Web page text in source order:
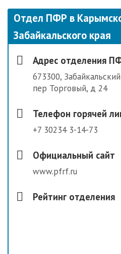
Отдел ПФР в
Забайкальского края
Адрес отделения
673300,
пер Торговый, д 24
Телефон горячей
+7 30234 3-14-73
Официальный сайт
www.pfrf.ru
Рейтинг отделения